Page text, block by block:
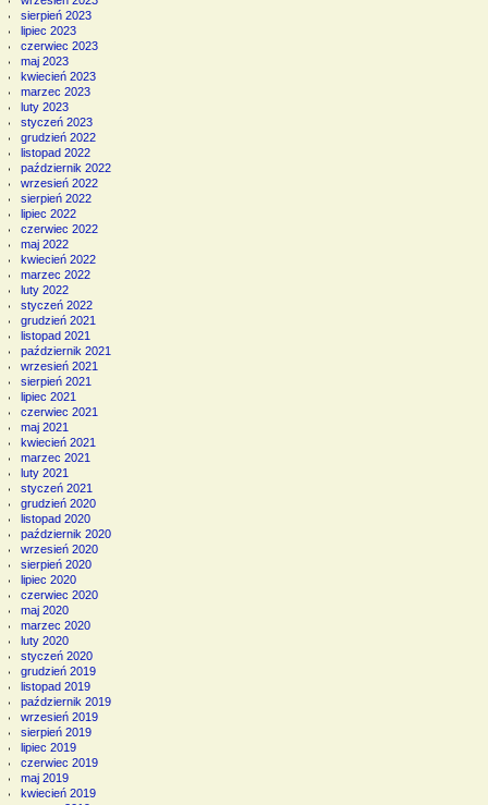
sierpień 2023
lipiec 2023
czerwiec 2023
maj 2023
kwiecień 2023
marzec 2023
luty 2023
styczeń 2023
grudzień 2022
listopad 2022
październik 2022
wrzesień 2022
sierpień 2022
lipiec 2022
czerwiec 2022
maj 2022
kwiecień 2022
marzec 2022
luty 2022
styczeń 2022
grudzień 2021
listopad 2021
październik 2021
wrzesień 2021
sierpień 2021
lipiec 2021
czerwiec 2021
maj 2021
kwiecień 2021
marzec 2021
luty 2021
styczeń 2021
grudzień 2020
listopad 2020
październik 2020
wrzesień 2020
sierpień 2020
lipiec 2020
czerwiec 2020
maj 2020
marzec 2020
luty 2020
styczeń 2020
grudzień 2019
listopad 2019
październik 2019
wrzesień 2019
sierpień 2019
lipiec 2019
czerwiec 2019
maj 2019
kwiecień 2019